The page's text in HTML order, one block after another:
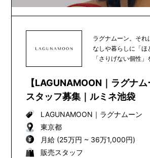
ラグナムーン。それ
なしや暮らしに「ほ
「さりげない個性
【LAGUNAMOON｜ラグナ
スタッフ募集｜ルミネ池袋
LAGUNAMOON ｜ ラグナムーン
東京都
月給 (25万円 ~ 36万1,000円)
販売スタッフ